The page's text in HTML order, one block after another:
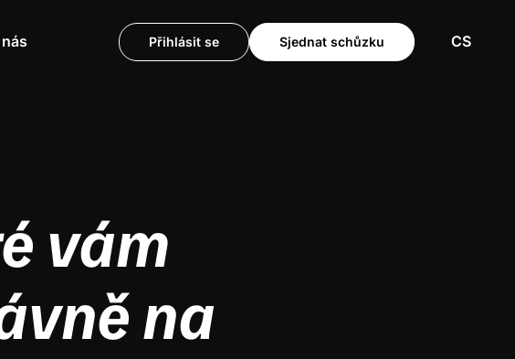
Přihlásit se Sjednat schůzku CS
vám
na